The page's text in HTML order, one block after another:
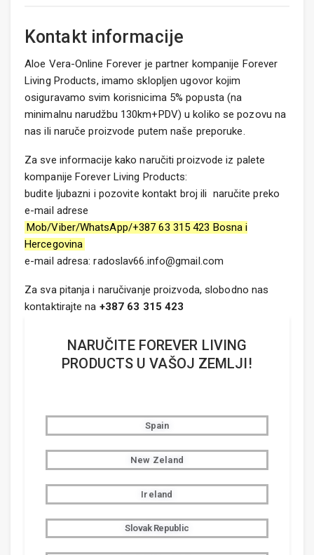
Kontakt informacije
Aloe Vera-Online Forever je partner kompanije Forever
Living Products, imamo sklopljen ugovor kojim
osiguravamo svim korisnicima 5% popusta (na
minimalnu narudžbu 130km+PDV) u koliko se pozovu na
nas ili naruče proizvode putem naše preporuke.
Za sve informacije kako naručiti proizvode iz palete
kompanije Forever Living Products:
budite ljubazni i pozovite kontakt broj ili naručite preko
e-mail adrese
Mob/Viber/WhatsApp/+387 63 315 423 Bosna i
Hercegovina
e-mail adresa: radoslav66.info@gmail.com
Za sva pitanja i naručivanje proizvoda, slobodno nas
kontaktirajte na +387 63 315 423
NARUČITE FOREVER LIVING
PRODUCTS U VAŠOJ ZEMLJI!
Spain
New Zeland
Ireland
Slovak Republic